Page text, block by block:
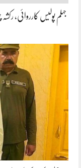
جہلم پولیس کارروائی،